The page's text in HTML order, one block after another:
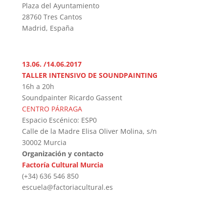
Plaza del Ayuntamiento
28760 Tres Cantos
Madrid, España
13.06. /14.06.2017
TALLER INTENSIVO DE SOUNDPAINTING
16h a 20h
Soundpainter Ricardo Gassent
CENTRO PÁRRAGA
Espacio Escénico: ESP0
Calle de la Madre Elisa Oliver Molina, s/n
30002 Murcia
Organización y contacto
Factoría Cultural Murcia
(+34) 636 546 850
escuela@factoriacultural.es